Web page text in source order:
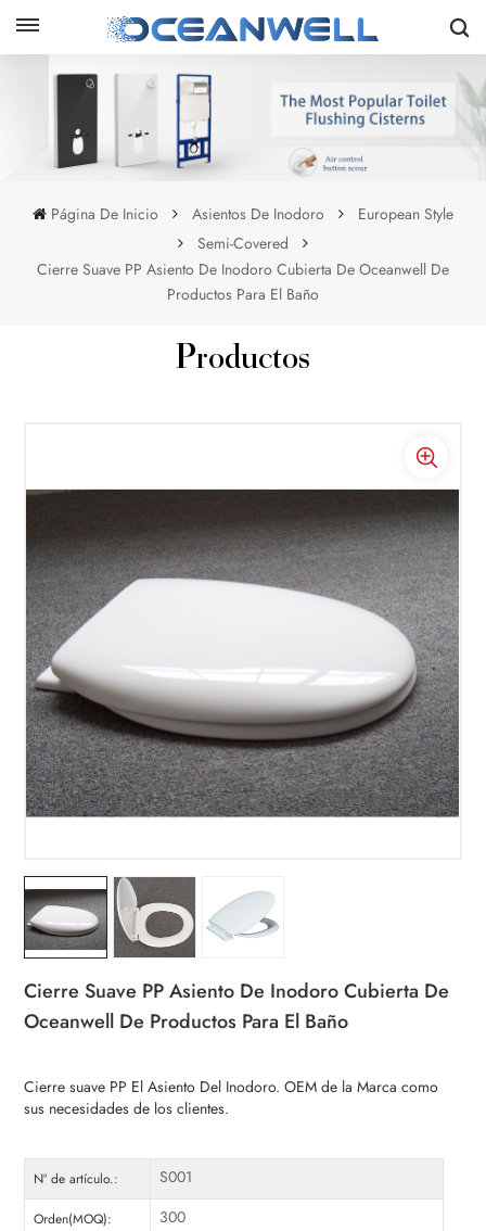
Página De Inicio Asientos De Inodoro
European Style
Semi-Covered
Cierre Suave PP Asiento De Inodoro Cubierta De Oceanwell De
Productos Para El Baño
Productos
Cierre Suave PP Asiento De Inodoro Cubierta De
Oceanwell De Productos Para El Baño
Cierre suave PP El Asiento Del Inodoro. OEM de la Marca como
sus necesidades de los clientes.
Nº de artículo.: S001
Orden(MOQ): 300